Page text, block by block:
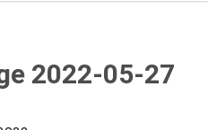
2022-05-27